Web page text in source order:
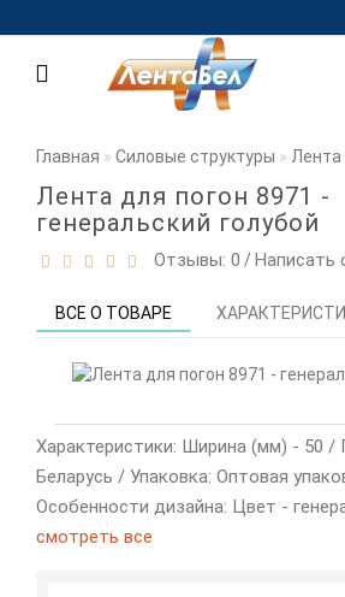
Главная Силовые структуры Лента
Лента для погон 8971 -
генеральский голубой
Отзывы: 0 /Написать
ВСЕ О ТОВАРЕ
Характеристики: Ширина (мм) - 50 /
Беларусь / Упаковка: Оптовая
Особенности дизайна: Цвет -
смотреть все